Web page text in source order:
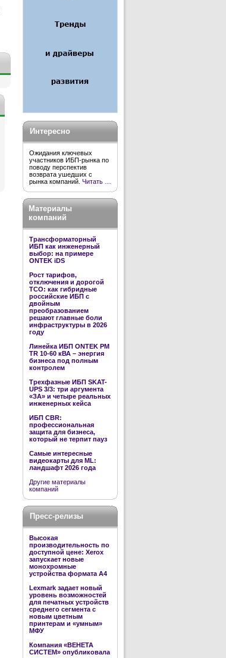
Интересно
Ожидания ключевых
участников ИБП-рынка по
поводу перспектив
возврата ушедших с
рынка компаний. Читать …
Материалы
компаний
Трансформаторный
ИБП как инженерный
выбор: на примере
ONTEK iDS
Рост тарифов,
отключения и дорогой
TCO: как гибридные
российские ИБП с
двойным
преобразованием
решают главные боли
инфраструктуры в 2026
году
Линейка ИБП ONTEK PM
TR 10-60 кВА – энергия
бизнеса под полным
контролем
Трехфазные ИБП SKAT-
UPS 3/3: три аргумента
«ЗА» и четыре реальных
инженерных кейса
ИБП CBR:
профессиональная
защита для бизнеса,
который не терпит пауз
Самые интересные
видеокарты для ML:
ландшафт 2026 года
Другие материалы
компаний
Пресс-релизы
Высокая
производительность по
доступной цене: Xerox
запускает новые
монохромные
устройства формата А4
Lexmark задает новый
уровень возможностей
для печатных устройств
среднего сегмента с
новым цветным
принтерам и «умным»
МФУ
Компания «ВЕНЕТА
СИСТЕМ» опубликовала